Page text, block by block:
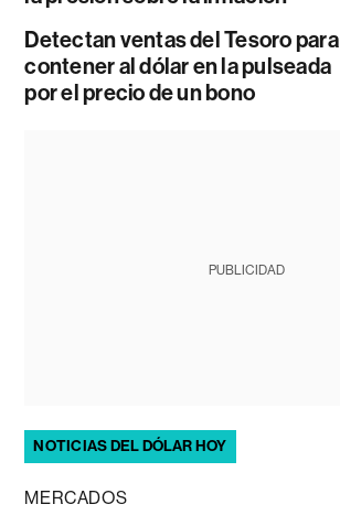
Detectan ventas del Tesoro para
contener al dólar en la pulseada
por el precio de un bono
PUBLICIDAD
NOTICIAS DEL DÓLAR HOY
MERCADOS